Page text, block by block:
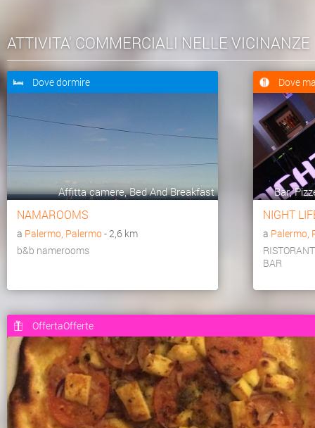
ATTIVITA' COMMERCIALI NELLE VICINANZE
Dove dormire
Affitta camere, Bed And Breakfast
NAMAROOMS
a Palermo, Palermo- 2,6 km
b&b namerooms
Dove
Bar,
NIGHT
a Palermo,
BAR
OffertaOfferte